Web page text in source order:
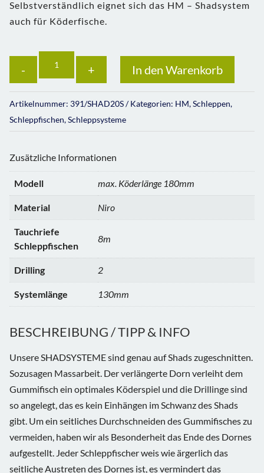
Selbstverständlich eignet sich das HM – Shadsystem
auch für Köderfische.
Anzahl
In den Warenkorb
Artikelnummer: 391/SHAD20S Kategorien: HM,Schleppen,
Schleppfischen,Schleppsysteme
Zusätzliche Informationen
Modell max. Köderlänge 180mm
Material Niro
Tauchriefe
Schleppfischen
8m
Drilling 2
Systemlänge 130mm
BESCHREIBUNG / TIPP & INFO
Unsere SHADSYSTEME sind genau auf Shads zugeschnitten.
Sozusagen Massarbeit. Der verlängerte Dorn verleiht dem
Gummifisch ein optimales Köderspiel und die Drillinge sind
so angelegt, das es kein Einhängen im Schwanz des Shads
gibt. Um ein seitliches Durchschneiden des Gummifisches zu
vermeiden, haben wir als Besonderheit das Ende des Dornes
aufgestellt. Jeder Schleppfischer weis wie ärgerlich das
seitliche Austreten des Dornes ist, es vermindert das